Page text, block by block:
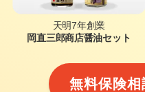
天明7年創業
岡直三郎商店醤油セット
無料保険相